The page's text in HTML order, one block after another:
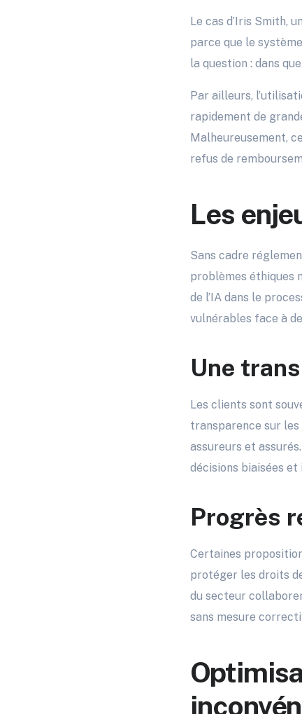
Le cas d’Iris Smith,
parce que le
la question : dans
Par ailleurs,
rapidement de
Malheureusement,
refus de
Les
Sans cadre
problèmes éthiques
de l’IA dans le
vulnérables face à
Une
Les clients sont
transparence sur
assureurs et
décisions biaisées et
Progrès
Certaines
protéger les droits
du secteur
sans mesure